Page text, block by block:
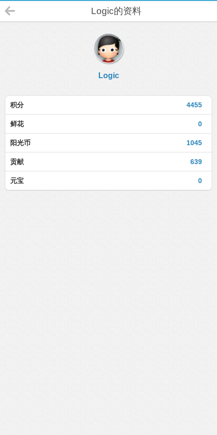
Logic的资料
Logic
4455
积分
0
鲜花
1045
阳光币
639
贡献
0
元宝